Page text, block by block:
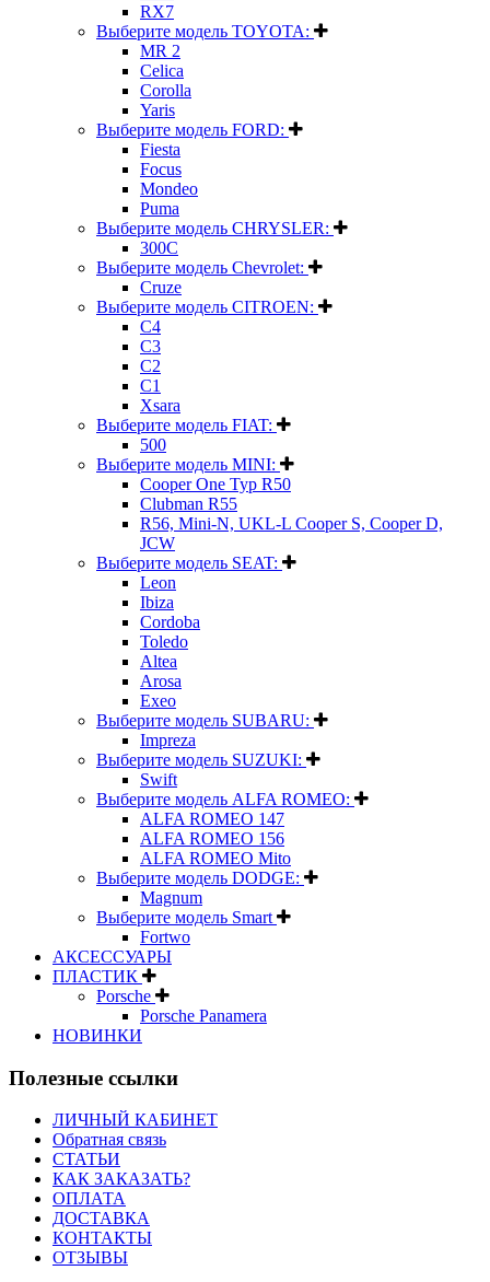
RX7
Выберите модель TOYOTA:
MR 2
Celica
Corolla
Yaris
Выберите модель FORD:
Fiesta
Focus
Mondeo
Puma
Выберите модель CHRYSLER:
300C
Выберите модель Chevrolet:
Cruze
Выберите модель CITROEN:
C4
C3
C2
C1
Xsara
Выберите модель FIAT:
500
Выберите модель MINI:
Cooper One Typ R50
Clubman R55
R56, Mini-N, UKL-L Cooper S, Cooper D,
JCW
Выберите модель SEAT:
Leon
Ibiza
Cordoba
Toledo
Altea
Arosa
Exeo
Выберите модель SUBARU:
Impreza
Выберите модель SUZUKI:
Swift
Выберите модель ALFA ROMEO:
ALFA ROMEO 147
ALFA ROMEO 156
ALFA ROMEO Mito
Выберите модель DODGE:
Magnum
Выберите модель Smart
Fortwo
АКСЕССУАРЫ
ПЛАСТИК
Porsche
Porsche Panamera
НОВИНКИ
Полезные ссылки
ЛИЧНЫЙ КАБИНЕТ
Обратная связь
СТАТЬИ
КАК ЗАКАЗАТЬ?
ОПЛАТА
ДОСТАВКА
КОНТАКТЫ
ОТЗЫВЫ